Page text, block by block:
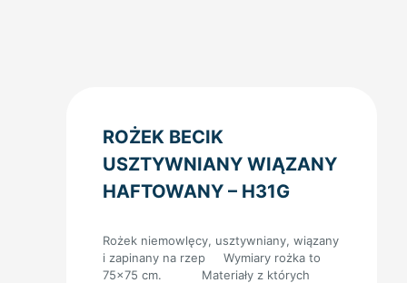
ROŻEK BECIK
USZTYWNIANY WIĄZANY
HAFTOWANY – H31G
Rożek niemowlęcy, usztywniany, wiązany
i zapinany na rzep Wymiary rożka to
75×75 cm. Materiały z których